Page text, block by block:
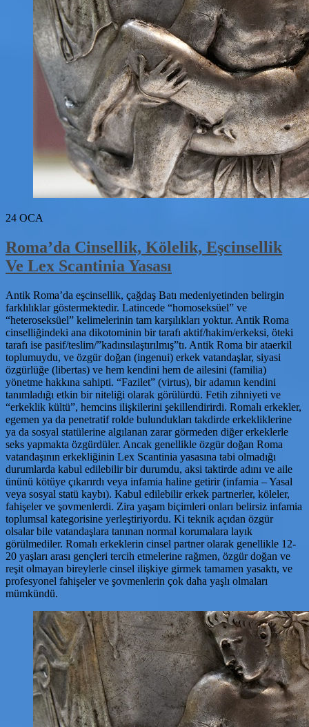
24 OCA
Roma’da Cinsellik, Kölelik, Eşcinsellik
Ve Lex Scantinia Yasası
Antik Roma’da eşcinsellik, çağdaş Batı medeniyetinden belirgin
farklılıklar göstermektedir. Latincede “homoseksüel” ve
“heteroseksüel” kelimelerinin tam karşılıkları yoktur. Antik Roma
cinselliğindeki ana dikotominin bir tarafı aktif/hakim/erkeksi, öteki
tarafı ise pasif/teslim/”kadınsılaştırılmış”tı. Antik Roma bir ataerkil
toplumuydu, ve özgür doğan (ingenui) erkek vatandaşlar, siyasi
özgürlüğe (libertas) ve hem kendini hem de ailesini (familia)
yönetme hakkına sahipti. “Fazilet” (virtus), bir adamın kendini
tanımladığı etkin bir niteliği olarak görülürdü. Fetih zihniyeti ve
“erkeklik kültü”, hemcins ilişkilerini şekillendirirdi. Romalı erkekler,
egemen ya da penetratif rolde bulundukları takdirde erkekliklerine
ya da sosyal statülerine algılanan zarar görmeden diğer erkeklerle
seks yapmakta özgürdüler. Ancak genellikle özgür doğan Roma
vatandaşının erkekliğinin Lex Scantinia yasasına tabi olmadığı
durumlarda kabul edilebilir bir durumdu, aksi taktirde adını ve aile
ününü kötüye çıkarırdı veya infamia haline getirir (infamia – Yasal
veya sosyal statü kaybı). Kabul edilebilir erkek partnerler, köleler,
fahişeler ve şovmenlerdi. Zira yaşam biçimleri onları belirsiz infamia
toplumsal kategorisine yerleştiriyordu. Ki teknik açıdan özgür
olsalar bile vatandaşlara tanınan normal korumalara layık
görülmediler. Romalı erkeklerin cinsel partner olarak genellikle 12-
20 yaşları arası gençleri tercih etmelerine rağmen, özgür doğan ve
reşit olmayan bireylerle cinsel ilişkiye girmek tamamen yasaktı, ve
profesyonel fahişeler ve şovmenlerin çok daha yaşlı olmaları
mümkündü.